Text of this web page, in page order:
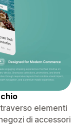
elementi
di accessori